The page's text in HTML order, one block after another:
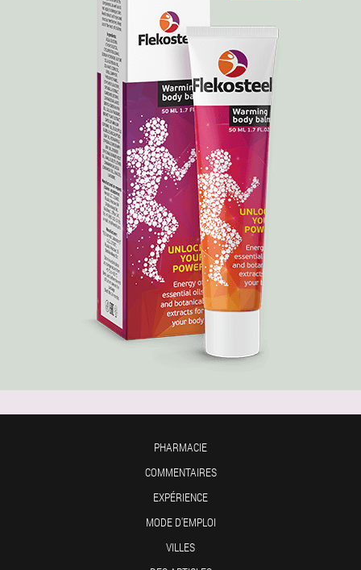
PHARMACIE
COMMENTAIRES
EXPÉRIENCE
MODE D'EMPLOI
VILLES